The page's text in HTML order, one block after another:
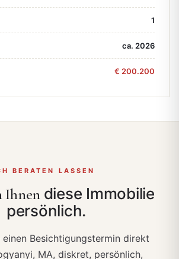
1
ca. 2026
€ 200.200
BERATEN LASSEN
Ihnen diese Immobilie
persönlich.
einen Besichtigungstermin direkt
MA, diskret, persönlich,